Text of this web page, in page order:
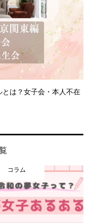
は？女子会・本人不在
コラム